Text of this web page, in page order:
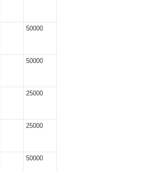
50000
50000
25000
25000
50000